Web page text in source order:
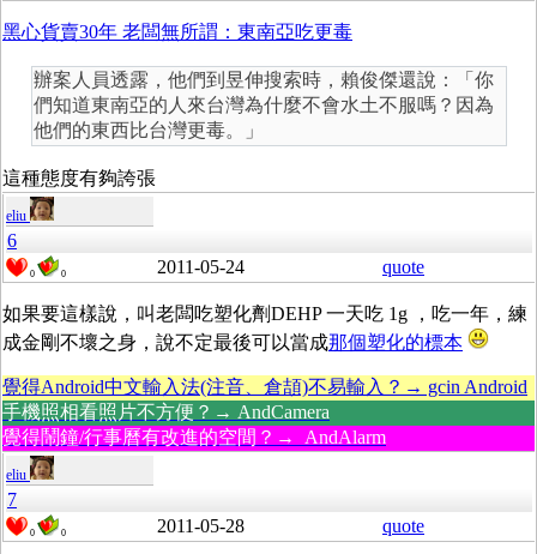
黑心貨賣30年 老闆無所謂：東南亞吃更毒
辦案人員透露，他們到昱伸搜索時，賴俊傑還說：「你
們知道東南亞的人來台灣為什麼不會水土不服嗎？因為
他們的東西比台灣更毒。」
這種態度有夠誇張
eliu
6
0 0 2011-05-24 quote
如果要這樣說，叫老闆吃塑化劑DEHP 一天吃 1g ，吃一年，練
成金剛不壞之身，說不定最後可以當成那個塑化的標本
覺得Android中文輸入法(注音、倉頡)不易輸入？→ gcin Android
手機照相看照片不方便？→ AndCamera
覺得鬧鐘/行事曆有改進的空間？→ AndAlarm
eliu
7
0 0 2011-05-28 quote